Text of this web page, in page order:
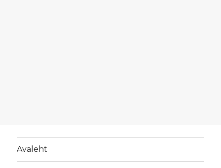
Avaleht